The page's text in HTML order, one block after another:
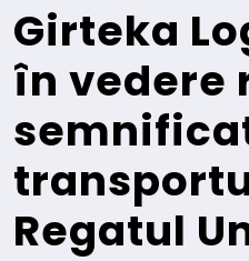
Girteka
în vedere
Regatul